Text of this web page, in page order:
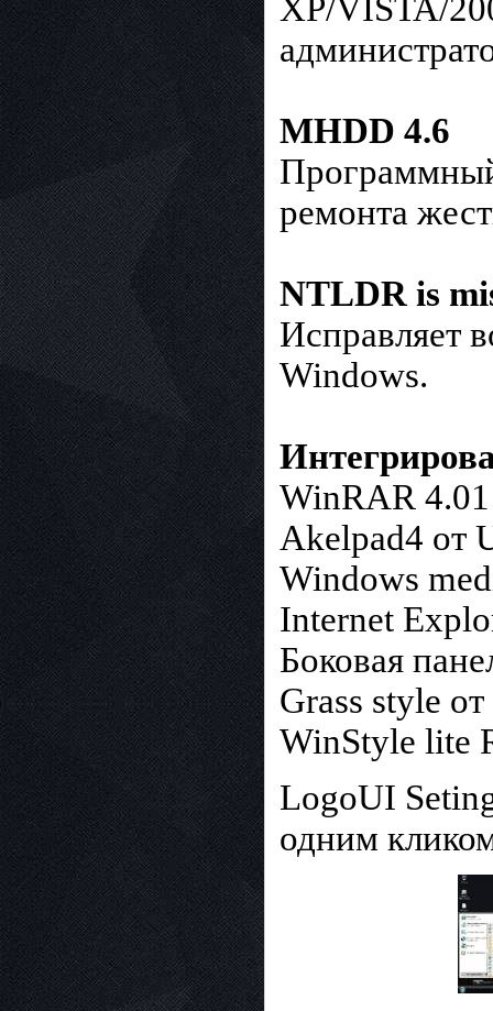
XP/VISTA/
MHDD 4.6
ремонта
NTLDR is
Исправляет
Windows.
WinRAR 4.01
Akelpad4 от
Windows
Internet
Боковая
Grass style
WinStyle lite
LogoUI
одним